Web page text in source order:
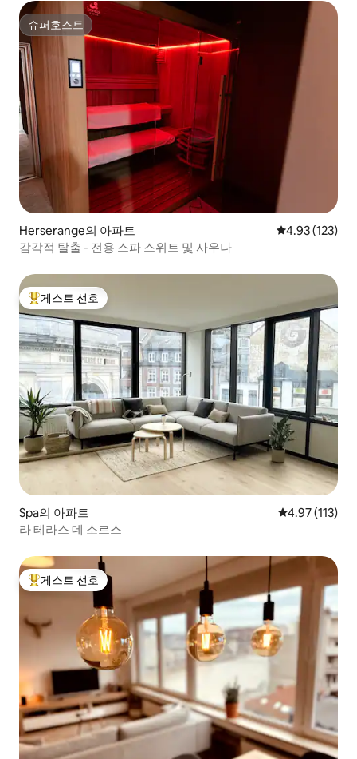
슈퍼호스트
슈퍼호스트
Herserange의 아파트 평점 4.93점(5
4.93 (123)
감각적 탈출 - 전용 스파 스위트 및 사우나
상위 게스트 선호
게스트 선호
Spa의 아파트 평점 4.97점(5
4.97 (113)
라 테라스 데 소르스
상위 게스트 선호
게스트 선호